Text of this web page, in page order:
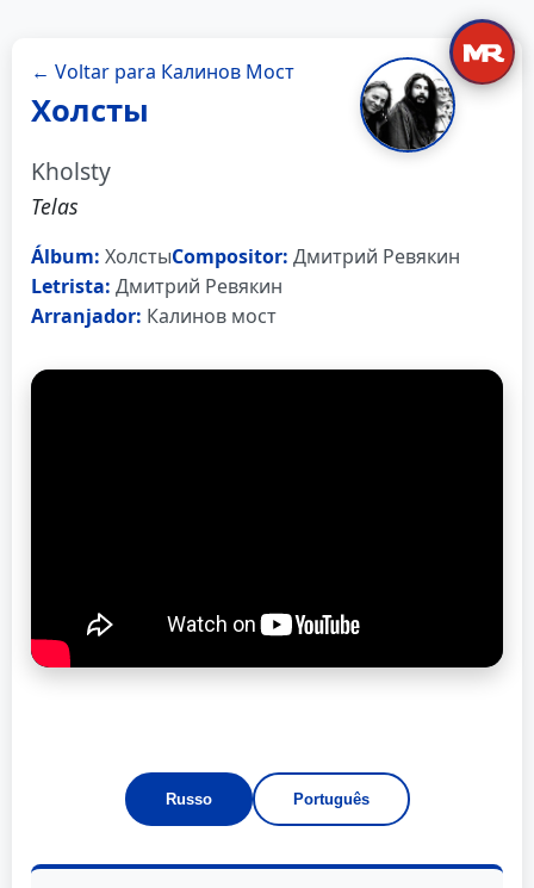
← Voltar para Калинов Мост
Холсты
Kholsty
Telas
Álbum: ХолстыCompositor: Дмитрий Ревякин
Letrista: Дмитрий Ревякин
Arranjador: Калинов мост
Russo Português